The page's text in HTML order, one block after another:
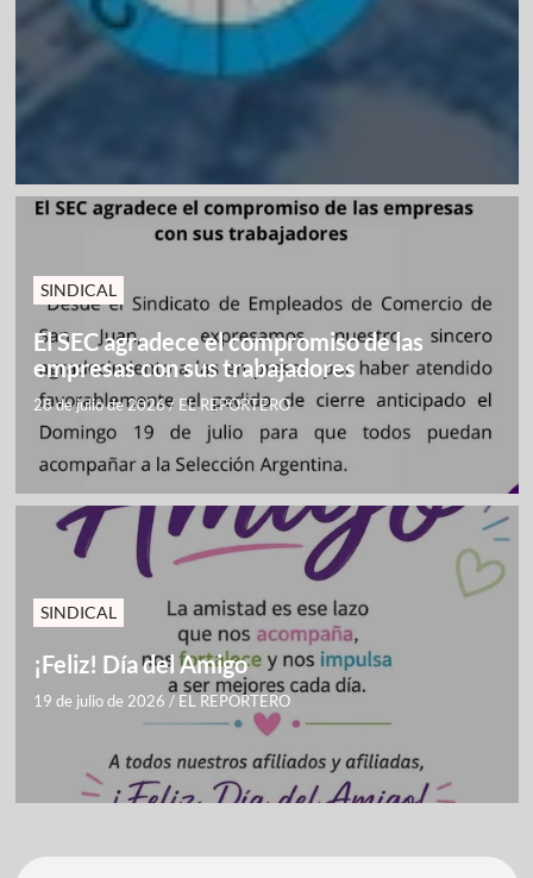
SINDICAL
El SEC agradece el compromiso de las
empresas con sus trabajadores
28 de julio de 2026/ EL REPORTERO
SINDICAL
¡Feliz! Día del Amigo
19 de julio de 2026 / EL REPORTERO